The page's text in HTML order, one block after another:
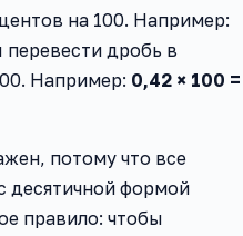
на 100. Например:
перевести дробь в
Например: 0,42 × 100 =
потому что все
десятичной формой
правило: чтобы